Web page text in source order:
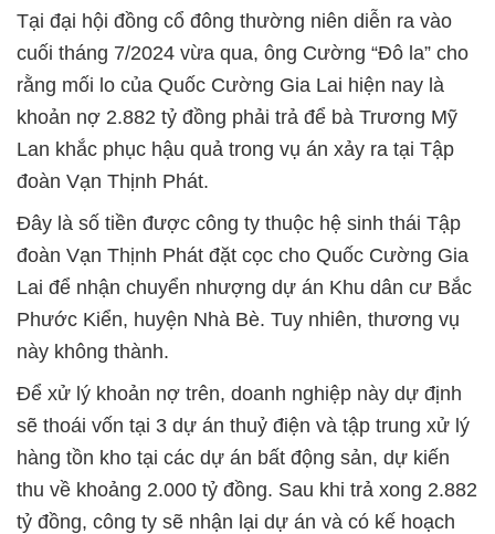
Tại đại hội đồng cổ đông thường niên diễn ra vào
cuối tháng 7/2024 vừa qua, ông Cường “Đô la” cho
rằng mối lo của Quốc Cường Gia Lai hiện nay là
khoản nợ 2.882 tỷ đồng phải trả để bà Trương Mỹ
Lan khắc phục hậu quả trong vụ án xảy ra tại Tập
đoàn Vạn Thịnh Phát.
Đây là số tiền được công ty thuộc hệ sinh thái Tập
đoàn Vạn Thịnh Phát đặt cọc cho Quốc Cường Gia
Lai để nhận chuyển nhượng dự án Khu dân cư Bắc
Phước Kiển, huyện Nhà Bè. Tuy nhiên, thương vụ
này không thành.
Để xử lý khoản nợ trên, doanh nghiệp này dự định
sẽ thoái vốn tại 3 dự án thuỷ điện và tập trung xử lý
hàng tồn kho tại các dự án bất động sản, dự kiến
thu về khoảng 2.000 tỷ đồng. Sau khi trả xong 2.882
tỷ đồng, công ty sẽ nhận lại dự án và có kế hoạch